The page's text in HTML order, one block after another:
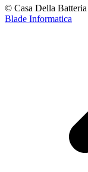
© Casa Della
Blade Informatica